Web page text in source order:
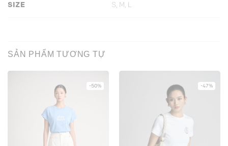
SIZE S, M, L
SẢN PHẨM TƯƠNG TỰ
-50% -47%